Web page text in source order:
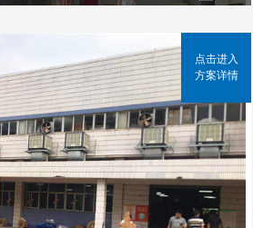
点击进入
方案详情